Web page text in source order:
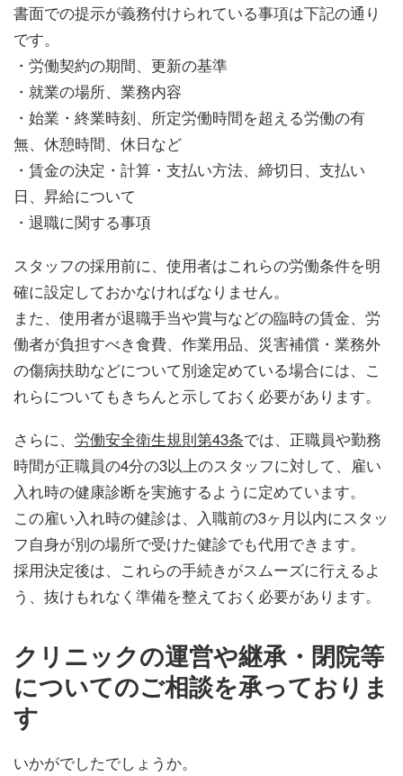
書面での提示が義務付けられている事項は下記の通り
です。
・労働契約の期間、更新の基準
・就業の場所、業務内容
・始業・終業時刻、所定労働時間を超える労働の有
無、休憩時間、休日など
・賃金の決定・計算・支払い方法、締切日、支払い
日、昇給について
・退職に関する事項
スタッフの採用前に、使用者はこれらの労働条件を明
確に設定しておかなければなりません。
また、使用者が退職手当や賞与などの臨時の賃金、労
働者が負担すべき食費、作業用品、災害補償・業務外
の傷病扶助などについて別途定めている場合には、こ
れらについてもきちんと示しておく必要があります。
さらに、 労働安全衛生規則第43条では、正職員や勤務
時間が正職員の4分の3以上のスタッフに対して、雇い
入れ時の健康診断を実施するように定めています。
この雇い入れ時の健診は、入職前の3ヶ月以内にスタッ
フ自身が別の場所で受けた健診でも代用できます。
採用決定後は、これらの手続きがスムーズに行えるよ
う、抜けもれなく準備を整えておく必要があります。
クリニックの運営や継承・閉院等
についてのご相談を承っておりま
す
いかがでしたでしょうか。